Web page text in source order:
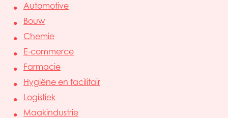
Automotive
Bouw
Chemie
E-commerce
Farmacie
Hygiëne en facilitair
Logistiek
Maakindustrie